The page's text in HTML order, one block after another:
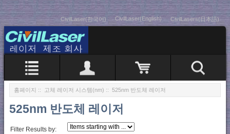
CivilLaser(한국어) CivilLaser(English) CivilLasers(日本語)
홈페이지 :: 고체 레이저 시스템(nm) :: 525nm 반도체 레이저
525nm 반도체 레이저
Filter Results by: